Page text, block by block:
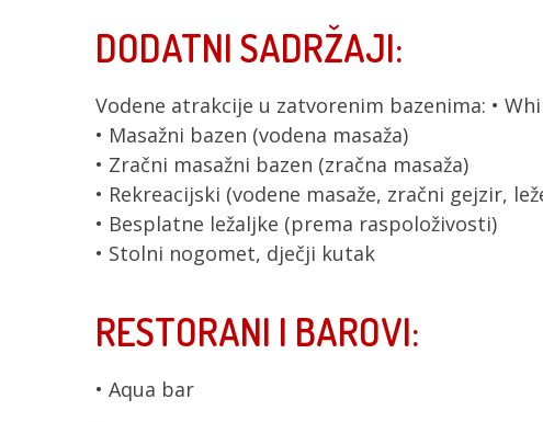
DODATNI SADRŽAJI:
Vodene atrakcije u zatvorenim bazenima: •
• Masažni bazen (vodena masaža)
• Zračni masažni bazen (zračna masaža)
• Rekreacijski (vodene masaže, zračni gejzir,
• Besplatne ležaljke (prema raspoloživosti)
• Stolni nogomet, dječji kutak
RESTORANI I BAROVI:
• Aqua bar